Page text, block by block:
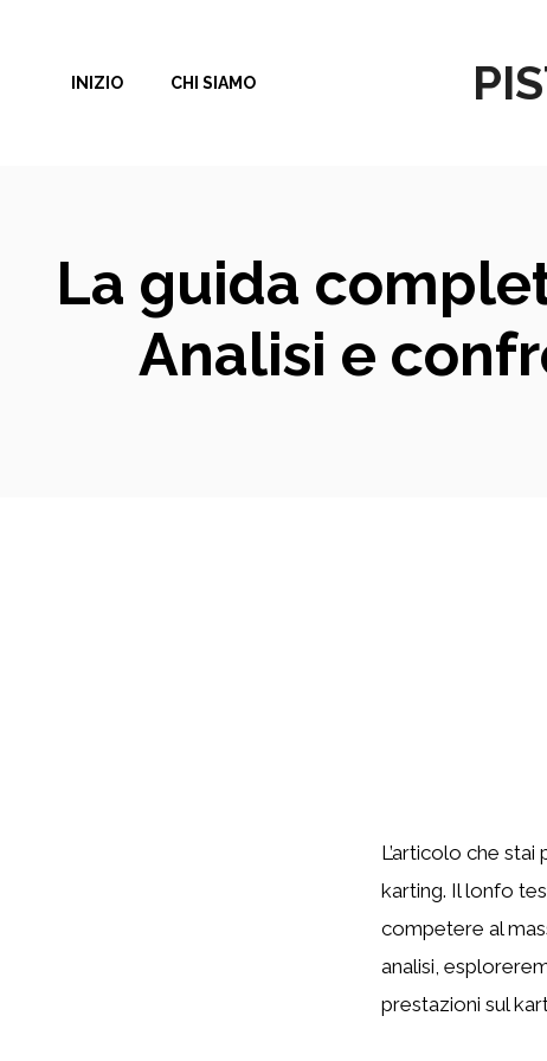
contenutoINIZIO CHI SIAMO
La guida
Analisi e
L’articolo che
karting. Il lonfo
competere al
analisi,
prestazioni sul